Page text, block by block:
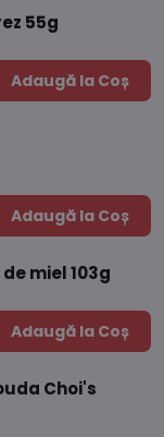
55g
Adaugă la Coș
Adaugă la Coș
miel 103g
Adaugă la Coș
Choi's